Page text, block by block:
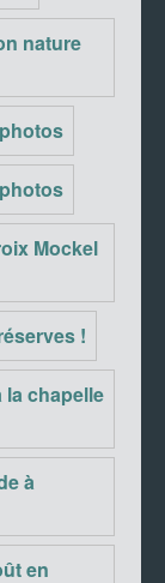
nature
Mockel
!
la chapelle
à
en